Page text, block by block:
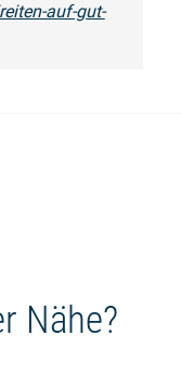
auf-gut-
Nähe?